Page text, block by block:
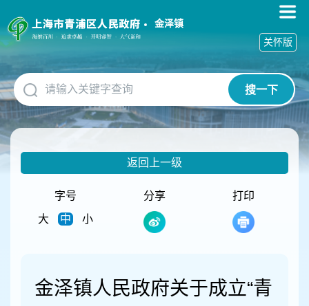
障
碍
作
说
明
跳
到
网
金泽镇
搜一下
关怀版
返回上一级
字号
大
中 小
分享 打印
金泽镇人民政府关于成立“青